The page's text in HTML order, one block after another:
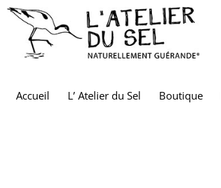
Accueil L’ Atelier du Sel Boutique